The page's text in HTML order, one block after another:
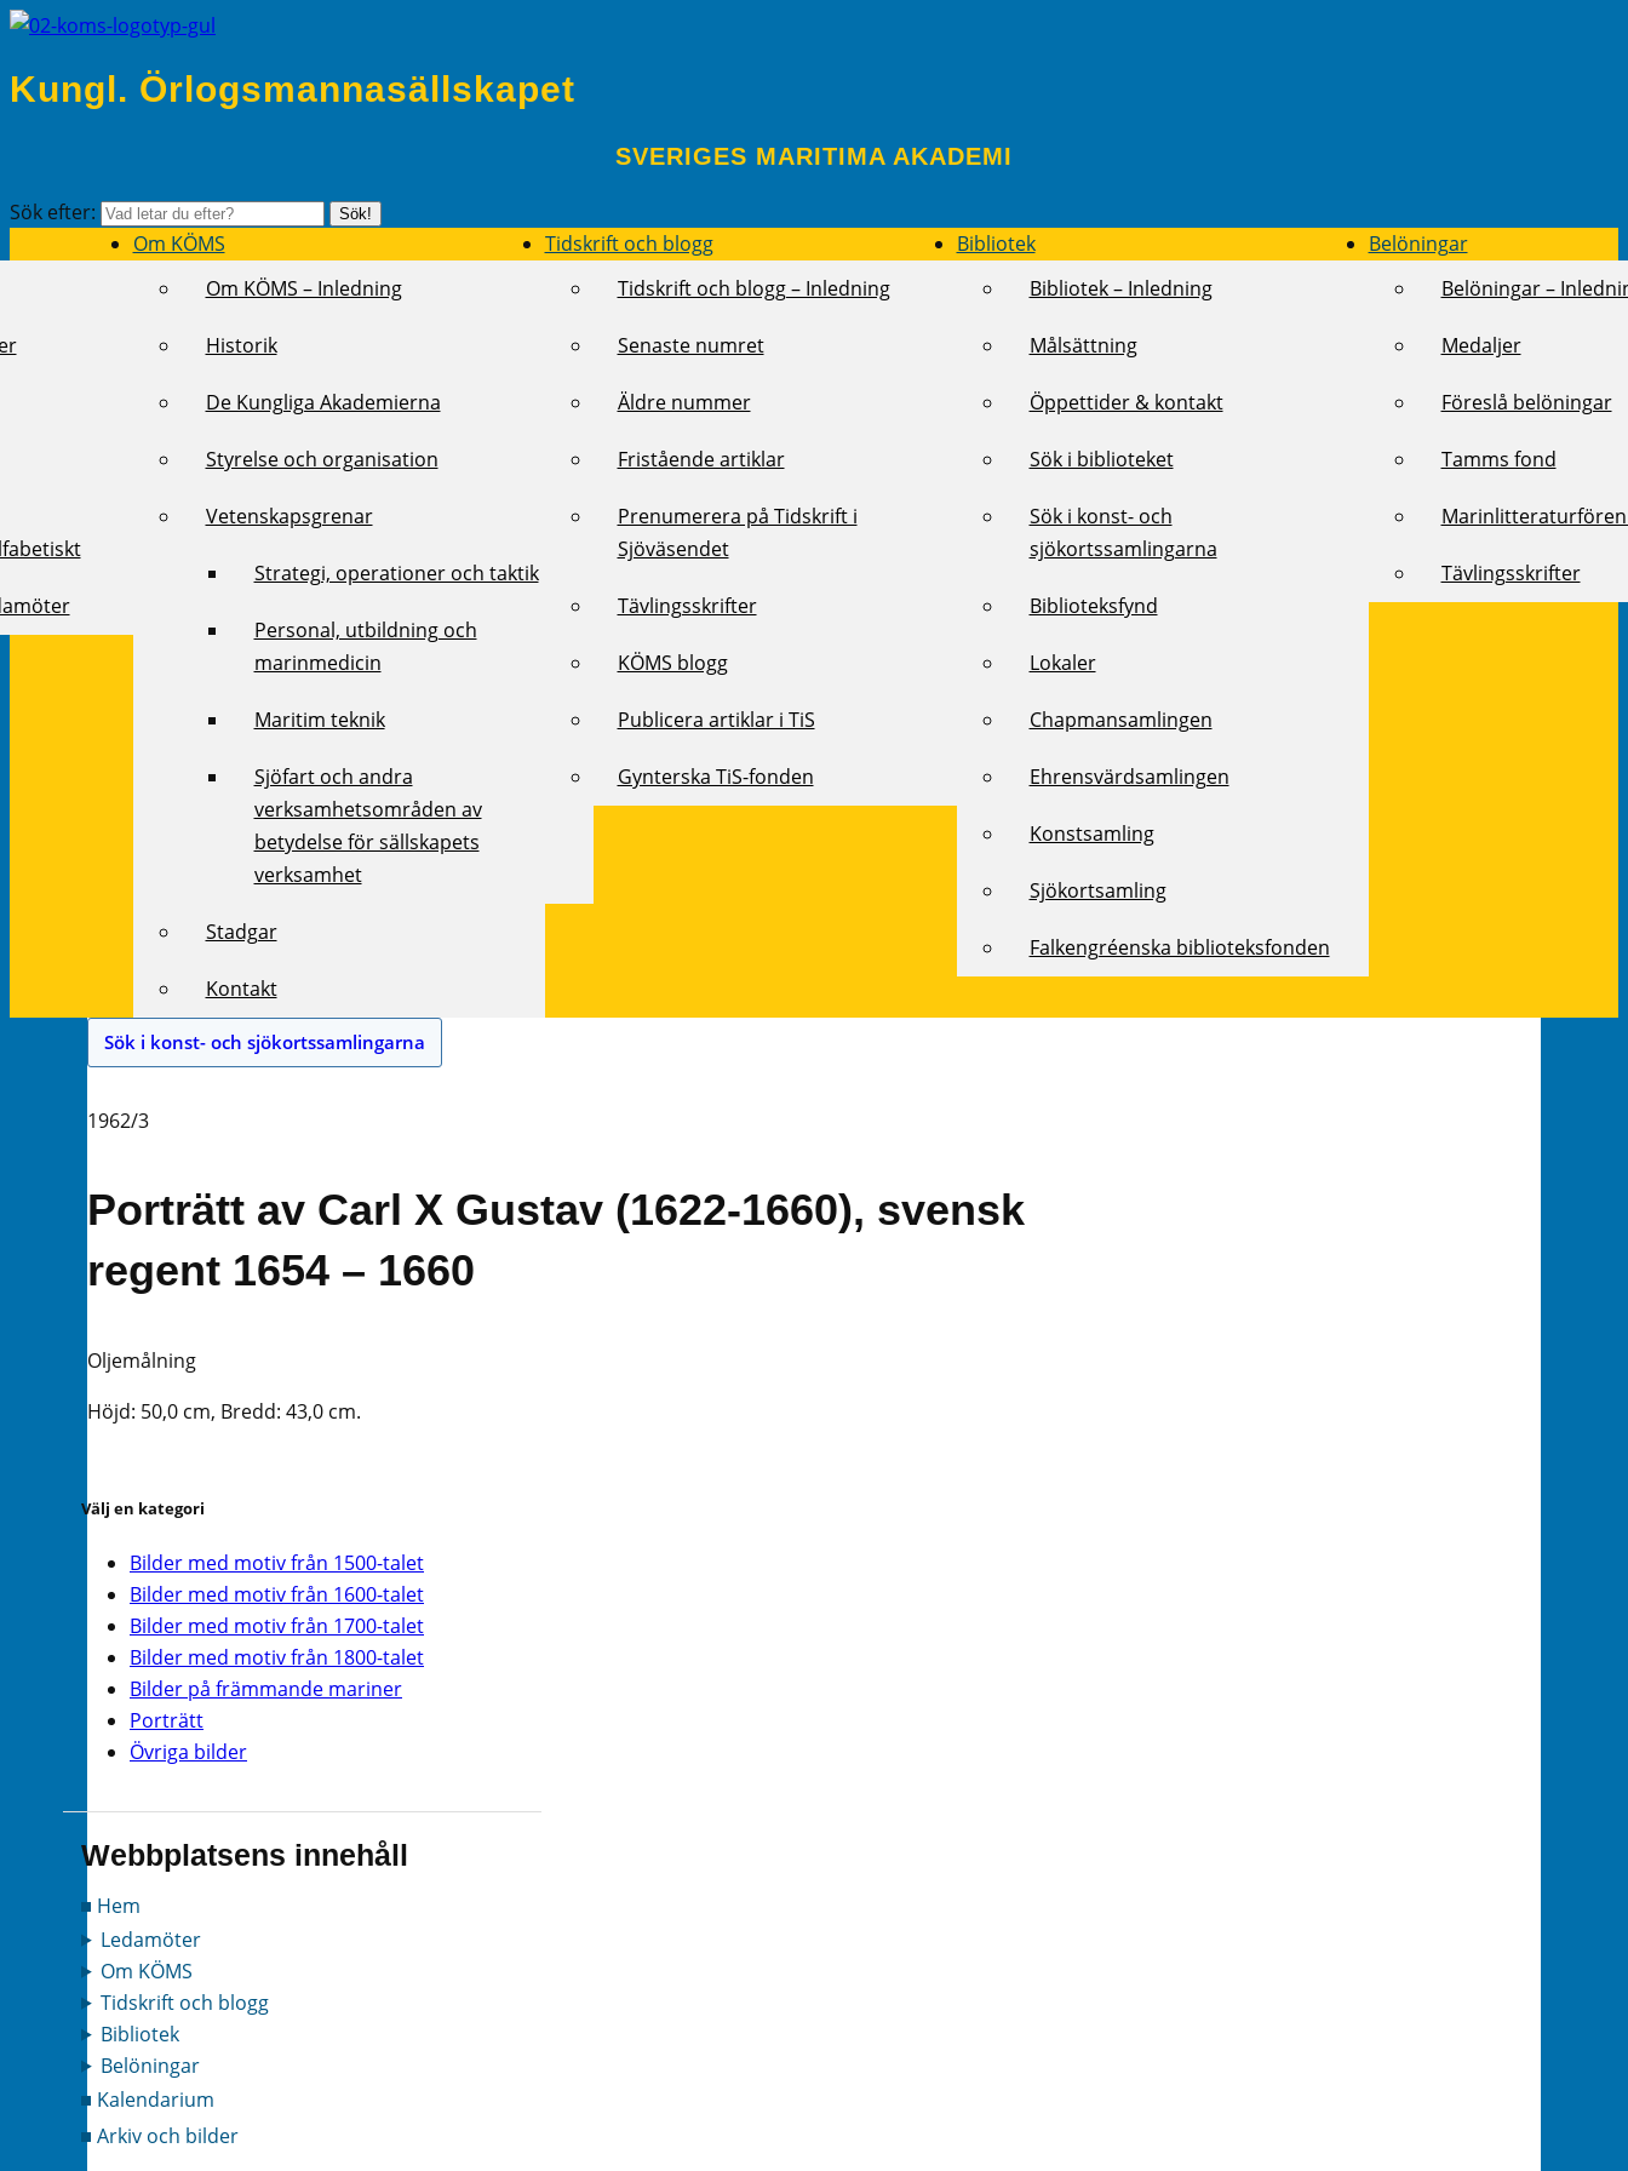
Kungl. Örlogsmannasällskapet
SVERIGES MARITIMA AKADEMI
Sök efter: Sök!
Om KÖMS
Om KÖMS – Inledning
Historik
De Kungliga Akademierna
Styrelse och organisation
Vetenskapsgrenar
Strategi, operationer och taktik
Personal, utbildning och
marinmedicin
Maritim teknik
Sjöfart och andra
verksamhetsområden av
betydelse för sällskapets
verksamhet
Stadgar
Kontakt
Tidskrift och blogg
Tidskrift och blogg – Inledning
Senaste numret
Äldre nummer
Fristående artiklar
Prenumerera på Tidskrift i
Sjöväsendet
Tävlingsskrifter
KÖMS blogg
Publicera artiklar i TiS
Gynterska TiS-fonden
Bibliotek
Bibliotek – Inledning
Målsättning
Öppettider & kontakt
Sök i biblioteket
Sök i konst- och
sjökortssamlingarna
Biblioteksfynd
Lokaler
Chapmansamlingen
Ehrensvärdsamlingen
Konstsamling
Sjökortsamling
Falkengréenska biblioteksfonden
Belöningar
Belöningar –
Medaljer
Föreslå belöningar
Tamms fond
Tävlingsskrifter
Sök i konst- och sjökortssamlingarna
1962/3
Porträtt av Carl X Gustav (1622-1660), svensk
regent 1654 – 1660
Oljemålning
Höjd: 50,0 cm, Bredd: 43,0 cm.
Välj en kategori
Bilder med motiv från 1500-talet
Bilder med motiv från 1600-talet
Bilder med motiv från 1700-talet
Bilder med motiv från 1800-talet
Bilder på främmande mariner
Porträtt
Övriga bilder
Webbplatsens innehåll
Hem
Ledamöter
Om KÖMS
Tidskrift och blogg
Bibliotek
Belöningar
Kalendarium
Arkiv och bilder